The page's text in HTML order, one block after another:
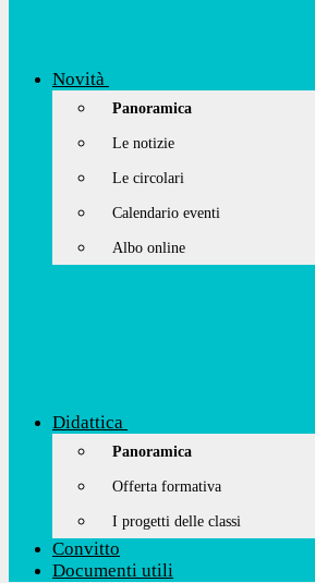
Novità
Panoramica
Le notizie
Le circolari
Calendario eventi
Albo online
Didattica
Panoramica
Offerta formativa
I progetti delle classi
Convitto
Documenti utili